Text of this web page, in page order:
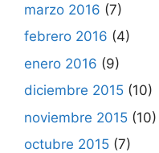
marzo 2016 (7)
febrero 2016 (4)
enero 2016 (9)
diciembre 2015 (10)
noviembre 2015 (10)
octubre 2015 (7)